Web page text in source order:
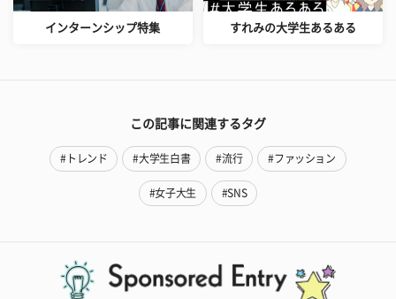
インターンシップ特集 すれみの大学生あるある
この記事に関連するタグ
#トレンド #大学生白書 #流行 #ファッション
#女子大生 #SNS